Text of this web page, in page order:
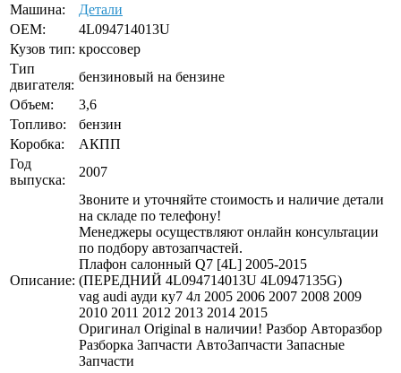
Машина:
Детали
OEM:
4L094714013U
Кузов тип: кроссовер
Тип
двигателя:
бензиновый на бензине
Объем:
3,6
Топливо:
бензин
Коробка:
АКПП
Год
выпуска:
2007
Описание:
Звоните и уточняйте стоимость и наличие детали
на складе по телефону!
Менеджеры осуществляют онлайн консультации
по подбору автозапчастей.
Плафон салонный Q7 [4L] 2005-2015
(ПЕРЕДНИЙ 4L094714013U 4L0947135G)
vag audi ауди ку7 4л 2005 2006 2007 2008 2009
2010 2011 2012 2013 2014 2015
Оригинал Original в наличии! Разбор Авторазбор
Разборка Запчасти АвтоЗапчасти Запасные
Запчасти